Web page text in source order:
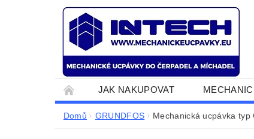
JAK NAKUPOVAT
ČERPADLA S BENZÍNOVÝM MOTOREM
Domů GRUNDFOS Mechanická ucpávka